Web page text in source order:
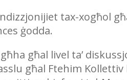
tax-xogħol
ġodda.
għal livel ta’
għal Ftehim